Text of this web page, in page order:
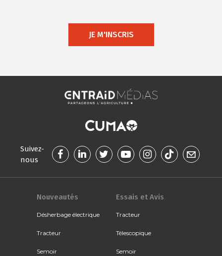
JE M'INSCRIS
Suivez-
nous
Nouveautés
Désherbage électrique
Tracteur
Semoir
Essais et Avis
Tracteur
Télescopique
Semoir